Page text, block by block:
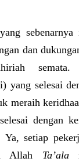
sebenarnya
dan
semata.
yang selesai
meraih
dengan
Ya, setiap
Allah Ta’ala